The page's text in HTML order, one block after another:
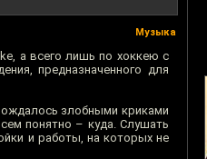
Музыка
а всего лишь по хоккею с
предназначенного для
злобными криками
понятно – куда. Слушать
и работы, на которых не